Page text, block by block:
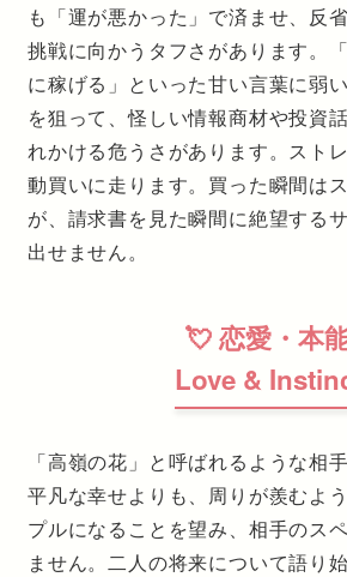
も「運が悪かった」で済ませ、反
挑戦に向かうタフさがあります。
に稼げる」といった甘い言葉に弱
を狙って、怪しい情報商材や投資
れかける危うさがあります。スト
動買いに走ります。買った瞬間は
が、請求書を見た瞬間に絶望する
出せません。
💘 恋愛・本
Love &
「高嶺の花」と呼ばれるような相
平凡な幸せよりも、周りが羨むよ
プルになることを望み、相手のス
ません。二人の将来について語り